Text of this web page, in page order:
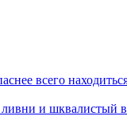
всего
ливни и шквалистый